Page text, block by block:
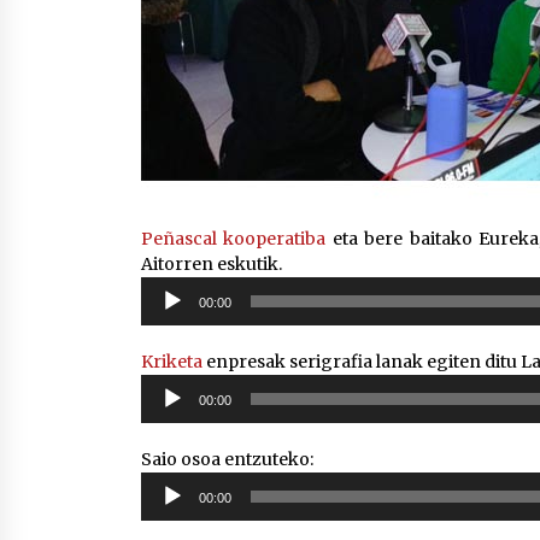
Peñascal kooperatiba eta bere baitako
Aitorren eskutik.
Soinu
erreproduzigailua
00:00
Kriketa enpresak serigrafia lanak egiten ditu
Soinu
erreproduzigailua
00:00
Saio osoa entzuteko:
Soinu
erreproduzigailua
00:00